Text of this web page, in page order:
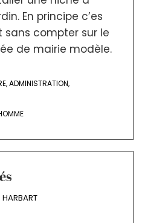
En principe c’es
sans compter sur le
de mairie modèle.
,ADMINISTRATION,